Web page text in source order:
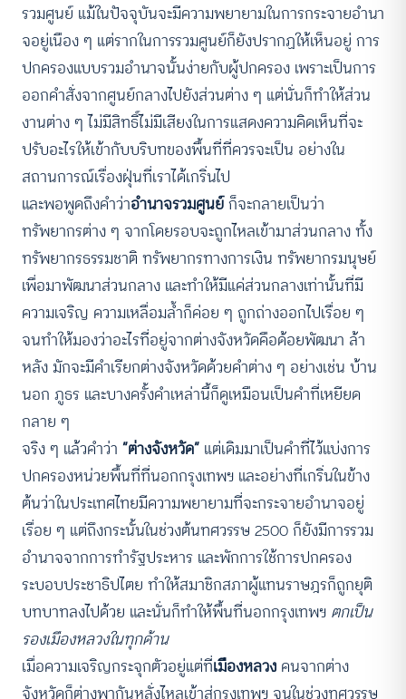
รวมศูนย์ แม้ในปัจจุบันจะมีความพยายามในการกระจายอำนา
จอยู่เนือง ๆ แต่รากในการรวมศูนย์ก็ยังปรากฏให้เห็นอยู่ การ
ปกครองแบบรวมอำนาจนั้นง่ายกับผู้ปกครอง เพราะเป็นการ
ออกคำสั่งจากศูนย์กลางไปยังส่วนต่าง ๆ แต่นั่นก็ทำให้ส่วน
งานต่าง ๆ ไม่มีสิทธิ์ไม่มีเสียงในการแสดงความคิดเห็นที่จะ
ปรับอะไรให้เข้ากับบริบทของพื้นที่ที่ควรจะเป็น อย่างใน
สถานการณ์เรื่องฝุ่นที่เราได้เกริ่นไป
และพอพูดถึงคำว่าอำนาจรวมศูนย์ก็จะกลายเป็นว่า
ทรัพยากรต่าง ๆ จากโดยรอบจะถูกไหลเข้ามาส่วนกลาง ทั้ง
ทรัพยากรธรรมชาติ ทรัพยากรทางการเงิน ทรัพยากรมนุษย์
เพื่อมาพัฒนาส่วนกลาง และทำให้มีแค่ส่วนกลางเท่านั้นที่มี
ความเจริญ ความเหลื่อมล้ำก็ค่อย ๆ ถูกถ่างออกไปเรื่อย ๆ
จนทำให้มองว่าอะไรที่อยู่จากต่างจังหวัดคือด้อยพัฒนา ล้า
หลัง มักจะมีคำเรียกต่างจังหวัดด้วยคำต่าง ๆ อย่างเช่น บ้าน
นอก ภูธร และบางครั้งคำเหล่านี้ก็ดูเหมือนเป็นคำที่เหยียด
กลาย ๆ
จริง ๆ แล้วคำว่า “ต่างจังหวัด” แต่เดิมมาเป็นคำที่ไว้แบ่งการ
ปกครองหน่วยพื้นที่ที่นอกกรุงเทพฯ และอย่างที่เกริ่นในข้าง
ต้นว่าในประเทศไทยมีความพยายามที่จะกระจายอำนาจอยู่
เรื่อย ๆ แต่ถึงกระนั้นในช่วงต้นทศวรรษ 2500 ก็ยังมีการรวม
อำนาจจากการทำรัฐประหาร และพักการใช้การปกครอง
ระบอบประชาธิปไตย ทำให้สมาชิกสภาผู้แทนราษฎรก็ถูกยุติ
บทบาทลงไปด้วย และนั่นก็ทำให้พื้นที่นอกกรุงเทพฯ ตกเป็น
รองเมืองหลวงในทุกด้าน
เมื่อความเจริญกระจุกตัวอยู่แต่ที่เมืองหลวง คนจากต่าง